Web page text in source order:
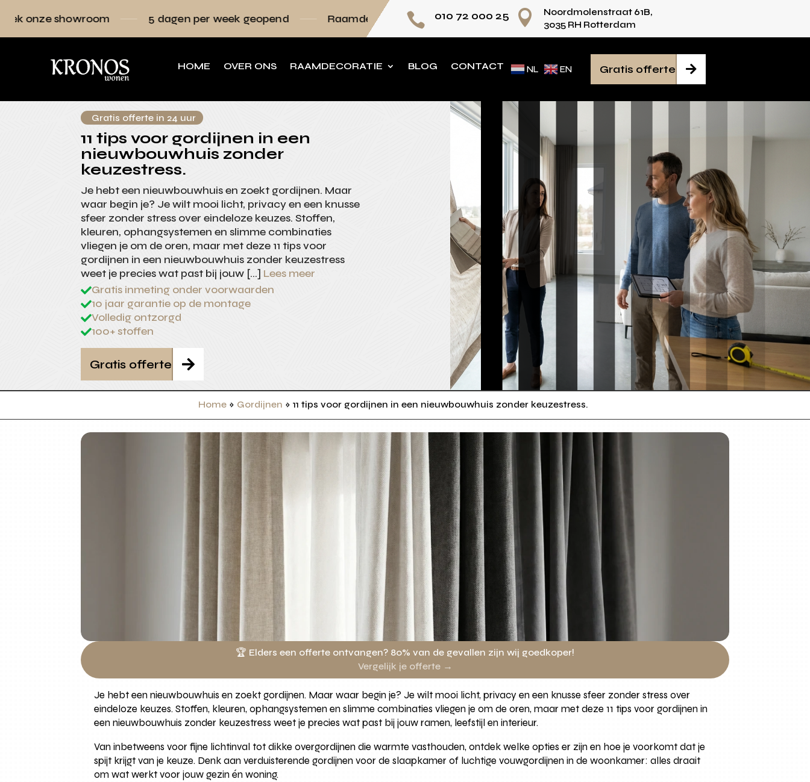
5 dagen per week geopend Raamdecoratie volledig op maat Persoonlijk advies voor iedere ruimte
 010 72 000 25 
Noordmolenstraat 61B,
3035 RH Rotterdam
HOME OVER ONS RAAMDECORATIE BLOG CONTACT NL EN 
Gratis offerte
Gratis offerte in 24 uur
11 tips voor gordijnen in een
nieuwbouwhuis zonder
keuzestress.
Je hebt een nieuwbouwhuis en zoekt gordijnen. Maar
waar begin je? Je wilt mooi licht, privacy en een knusse
sfeer zonder stress over eindeloze keuzes. Stoffen,
kleuren, ophangsystemen en slimme combinaties
vliegen je om de oren, maar met deze 11 tips voor
gordijnen in een nieuwbouwhuis zonder keuzestress
weet je precies wat past bij jouw […] Lees meer
Gratis inmeting onder voorwaarden
10 jaar garantie op de montage
Volledig ontzorgd
100+ stoffen

Gratis offerte
Home» Gordijnen » 11 tips voor gordijnen in een nieuwbouwhuis zonder keuzestress.
🏆 Elders een offerte ontvangen? 80% van de gevallen zijn wij goedkoper!
Vergelijk je offerte →
Je hebt een nieuwbouwhuis en zoekt gordijnen. Maar waar begin je? Je wilt mooi licht, privacy en een knusse sfeer zonder stress over
eindeloze keuzes. Stoffen, kleuren, ophangsystemen en slimme combinaties vliegen je om de oren, maar met deze 11 tips voor gordijnen in
een nieuwbouwhuis zonder keuzestress weet je precies wat past bij jouw ramen, leefstijl en interieur.
Van inbetweens voor fijne lichtinval tot dikke overgordijnen die warmte vasthouden, ontdek welke opties er zijn en hoe je voorkomt dat je
spijt krijgt van je keuze. Denk aan verduisterende gordijnen voor de slaapkamer of luchtige vouwgordijnen in de woonkamer: alles draait
om wat werkt voor jouw gezin én woning.